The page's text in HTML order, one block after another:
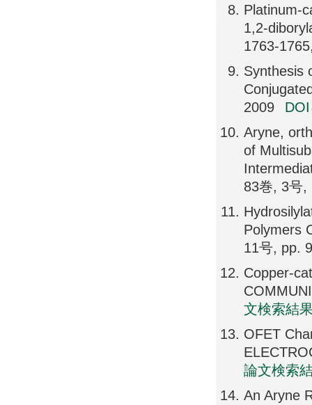
Platinum-
1,2-
1763-
Synthesis
2009
Aryne,
of
83巻, 3号,
Polymers
11号, pp.
Copper-
文検索結
OFET
論文検索
An Aryne